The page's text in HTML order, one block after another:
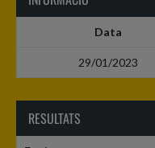
Data
29/01/2023
RESULTATS